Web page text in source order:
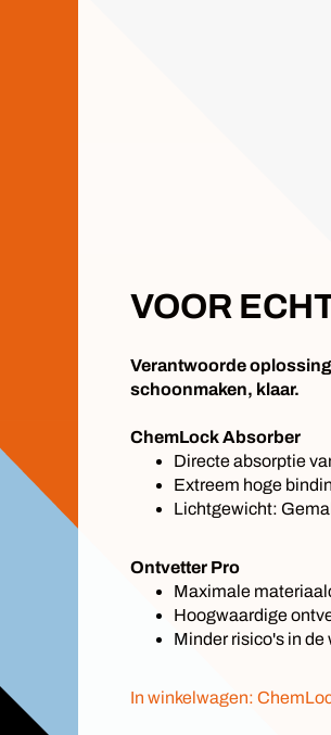
VOOR
Verantwoorde
schoonmaken, klaar.
ChemLock Absorber
Directe absorptie
Extreem hoge
Lichtgewicht:
Ontvetter Pro
Maximale
Hoogwaardige
Minder risico's in de
In winkelwagen: